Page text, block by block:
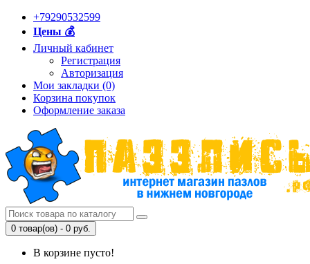
+79290532599
Цены 💰
Личный кабинет
Регистрация
Авторизация
Мои закладки (0)
Корзина покупок
Оформление заказа
0 товар(ов) - 0 руб.
В корзине пусто!